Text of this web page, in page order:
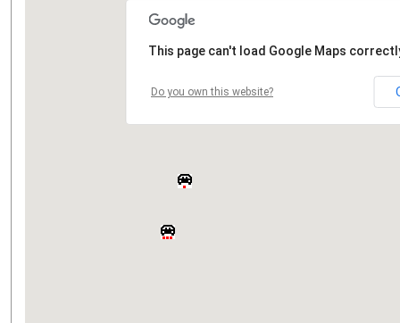
This page can't load Google Maps
Do you own this website?